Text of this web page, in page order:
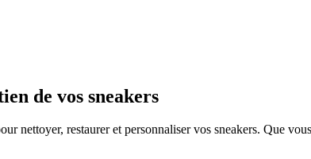
de vos sneakers
nettoyer, restaurer et personnaliser vos sneakers. Que